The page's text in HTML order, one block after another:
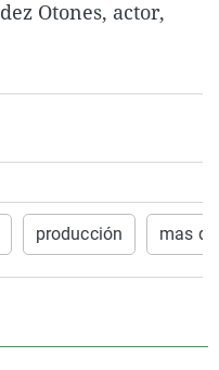
La rosa de los vientos
Como el perro y el
Caso
Equipo de
Extremadura
La Rioja
País Vasco
Virales
Elecciones
Otones, actor,
producción mas